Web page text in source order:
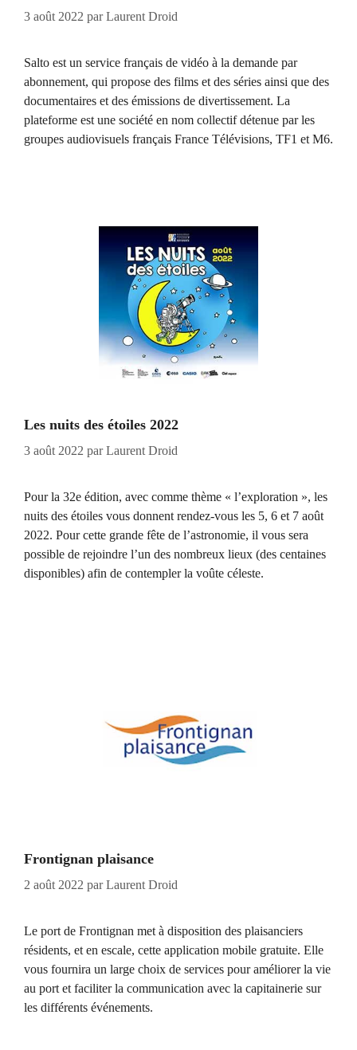
3 août 2022 parLaurent Droid
Salto est un service français de vidéo à la demande par
abonnement, qui propose des films et des séries ainsi que des
documentaires et des émissions de divertissement. La
plateforme est une société en nom collectif détenue par les
groupes audiovisuels français France Télévisions, TF1 et M6.
Les nuits des étoiles 2022
3 août 2022 parLaurent Droid
Pour la 32e édition, avec comme thème « l’exploration », les
nuits des étoiles vous donnent rendez-vous les 5, 6 et 7 août
2022. Pour cette grande fête de l’astronomie, il vous sera
possible de rejoindre l’un des nombreux lieux (des centaines
disponibles) afin de contempler la voûte céleste.
Frontignan plaisance
2 août 2022 parLaurent Droid
Le port de Frontignan met à disposition des plaisanciers
résidents, et en escale, cette application mobile gratuite. Elle
vous fournira un large choix de services pour améliorer la vie
au port et faciliter la communication avec la capitainerie sur
les différents événements.